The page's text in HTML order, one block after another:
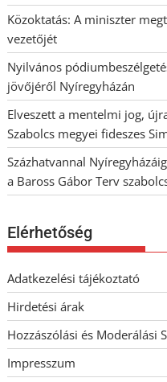
Közoktatás: A miniszter
vezetőjét
Nyilvános
jövőjéről Nyíregyházán
Elveszett a mentelmi jog,
Szabolcs megyei fideszes
Százhatvannal
a Baross Gábor Terv
Elérhetőség
Adatkezelési tájékoztató
Hirdetési árak
Hozzászólási és Moderálási
Impresszum